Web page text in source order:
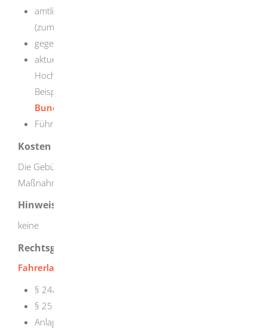
amtlicher Nachweis über Ort und Tag der Geburt
(zum Beispiel Personalausweis oder Reisepass)
gegebenenfalls aktuelle Meldebescheinigung
aktuelles Lichtbild (Größe 45 mm x 35 mm,
Hochformat, Frontalaufnahme) Informationen und
Beispiele finden Sie in der
Bundesdruckerei
Führerschein
Kosten
Die Gebühr richtet sich nach der Gebührenordnung für
Maßnahmen im Straßenverkehr (GebOSt).
Hinweise
keine
Rechtsgrundlage
Fahrerlaubnisverordnung (FeV)
§ 24a Gültigkeit von Führerscheinen
§ 25 Ausfertigung des Führerscheins
Anlage 3 Umstellung von Fahrerlaubnissen alten